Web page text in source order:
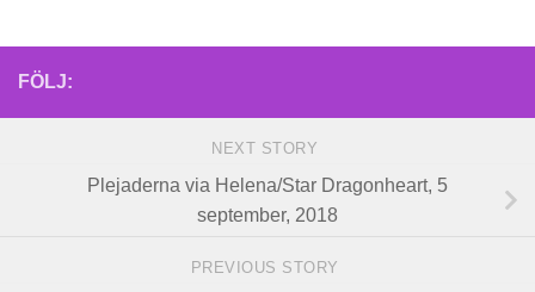
FÖLJ:
NEXT STORY
Plejaderna via Helena/Star Dragonheart, 5
september, 2018
PREVIOUS STORY